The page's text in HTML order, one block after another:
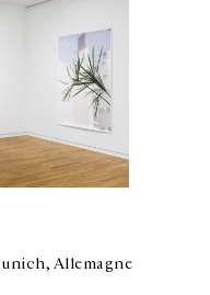
Allemagne